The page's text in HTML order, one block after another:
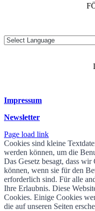
Impressum
Newsletter
Page load link
Cookies sind kleine
werden können, um die
Das Gesetz besagt, dass
können, wenn sie für den
erforderlich sind. Für alle
Ihre Erlaubnis. Diese
Cookies. Einige Cookies
die auf unseren Seiten